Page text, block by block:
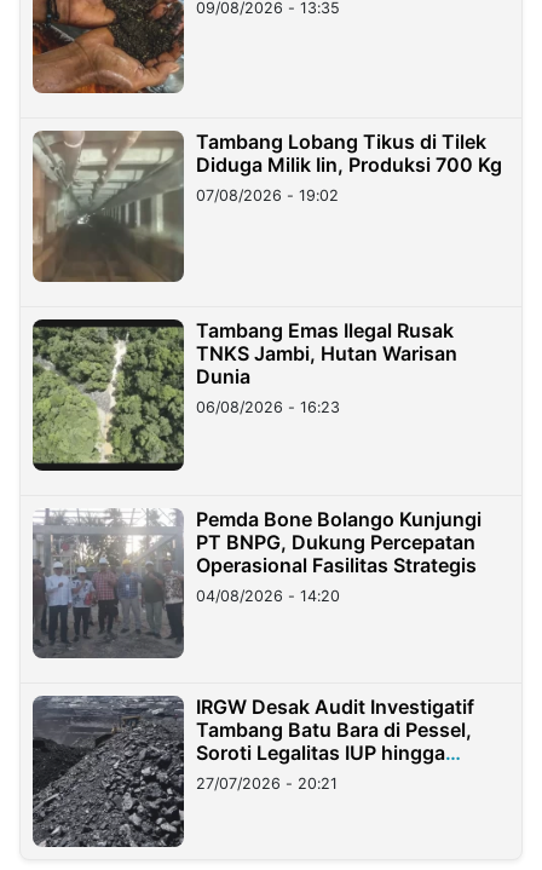
09/08/2026 - 13:35
Tambang Lobang Tikus di Tilek
Diduga Milik Iin, Produksi 700 Kg
07/08/2026 - 19:02
Tambang Emas Ilegal Rusak
TNKS Jambi, Hutan Warisan
Dunia
06/08/2026 - 16:23
Pemda Bone Bolango Kunjungi
PT BNPG, Dukung Percepatan
Operasional Fasilitas Strategis
04/08/2026 - 14:20
IRGW Desak Audit Investigatif
Tambang Batu Bara di Pessel,
Soroti Legalitas IUP hingga
Stockpile
27/07/2026 - 20:21